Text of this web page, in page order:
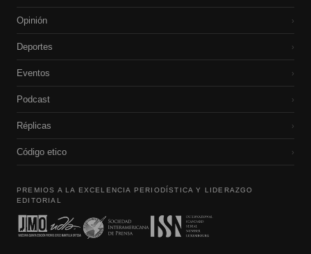
Opinión ›
Deportes ›
Eventos ›
Podcast ›
Réplicas ›
Código etico ›
PREMIOS A LA EXCELENCIA PERIODÍSTICA Y LIDERAZGO
EDITORIAL